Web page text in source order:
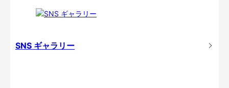
SNS ギャラリー